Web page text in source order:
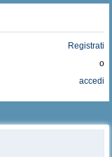
Registrati
o
accedi